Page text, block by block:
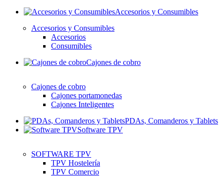
Accesorios y Consumibles
Accesorios y Consumibles
Accesorios
Consumibles
Cajones de cobro
Cajones de cobro
Cajones portamonedas
Cajones Inteligentes
PDAs, Comanderos y Tablets
Software TPV
SOFTWARE TPV
TPV Hostelería
TPV Comercio